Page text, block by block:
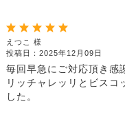
えつこ 様
投稿日：2025年12月09日
毎回早急にご対応頂き感
リッチャレッリとビスコ
した。